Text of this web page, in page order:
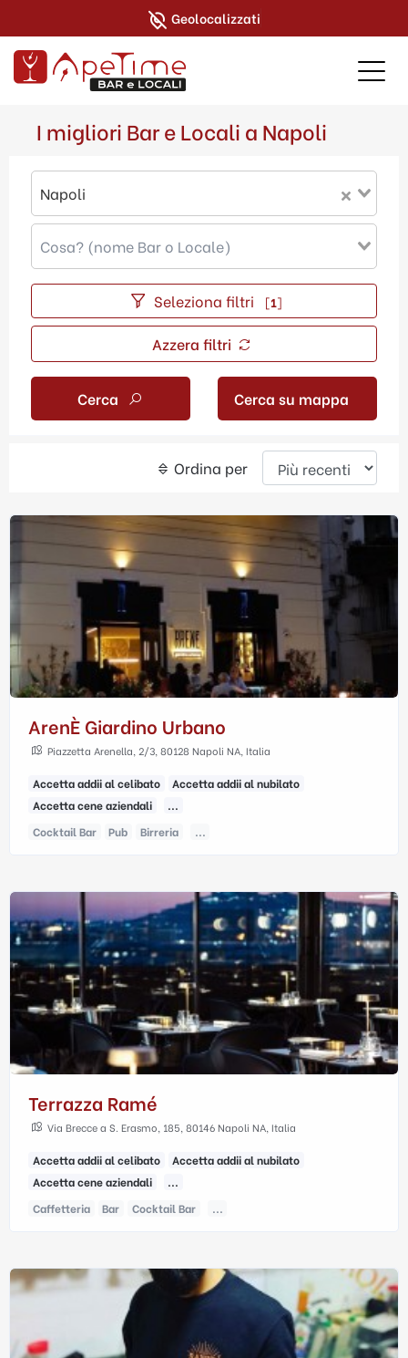
Geolocalizzati
I migliori Bar e Locali a Napoli
Napoli
Seleziona filtri [1]
Azzera filtri
Cerca Cerca su mappa
Ordina per
ArenÈ Giardino Urbano
Piazzetta Arenella, 2/3, 80128 Napoli NA, Italia
Accetta addii al celibato
Accetta addii al nubilato
Accetta cene aziendali
...
Cocktail Bar
Pub Birreria ...
Terrazza Ramé
Via Brecce a S. Erasmo, 185, 80146 Napoli NA, Italia
Accetta addii al celibato
Accetta addii al nubilato
Accetta cene aziendali
...
Caffetteria
Bar Cocktail Bar ...